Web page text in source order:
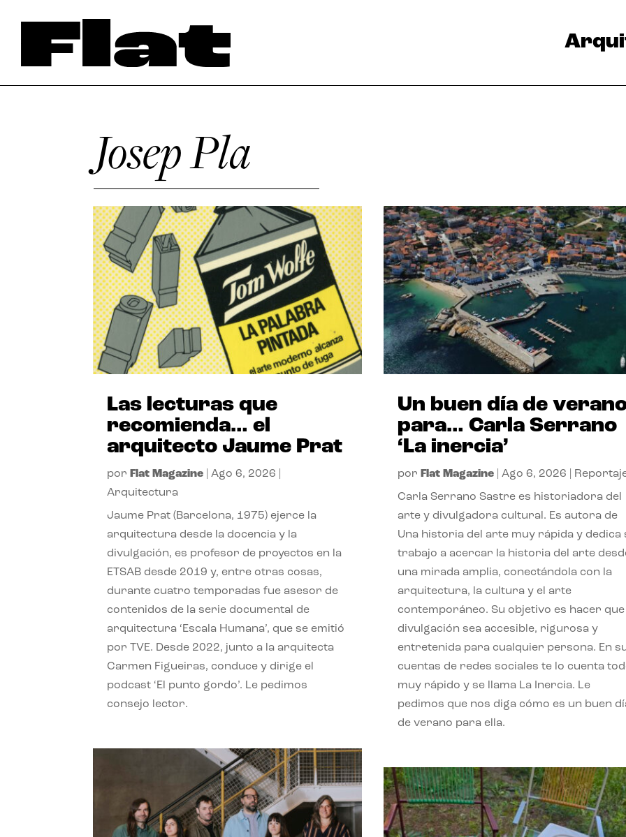
Josep Pla
Las lecturas que
recomienda… el
arquitecto Jaume Prat
por Flat Magazine |Ago 6, 2026
Arquitectura
Jaume Prat (Barcelona, 1975) ejerce la
arquitectura desde la docencia y la
divulgación, es profesor de proyectos en la
ETSAB desde 2019 y, entre otras cosas,
durante cuatro temporadas fue asesor de
contenidos de la serie documental de
arquitectura ‘Escala Humana’, que se emitió
por TVE. Desde 2022, junto a la arquitecta
Carmen Figueiras, conduce y dirige el
podcast ‘El punto gordo’. Le pedimos
consejo lector.
Un buen día de
para… Carla Serrano
‘La inercia’
por Flat Magazine| Ago 6, 2026
Carla Serrano Sastre es historiadora del
arte y divulgadora cultural. Es autora de
Una historia del arte muy rápida y dedica
trabajo a acercar la historia del arte
una mirada amplia, conectándola con la
arquitectura, la cultura y el arte
contemporáneo. Su objetivo es hacer que
divulgación sea accesible, rigurosa y
entretenida para cualquier persona. En
cuentas de redes sociales te lo cuenta
muy rápido y se llama La Inercia. Le
pedimos que nos diga cómo es un buen
de verano para ella.